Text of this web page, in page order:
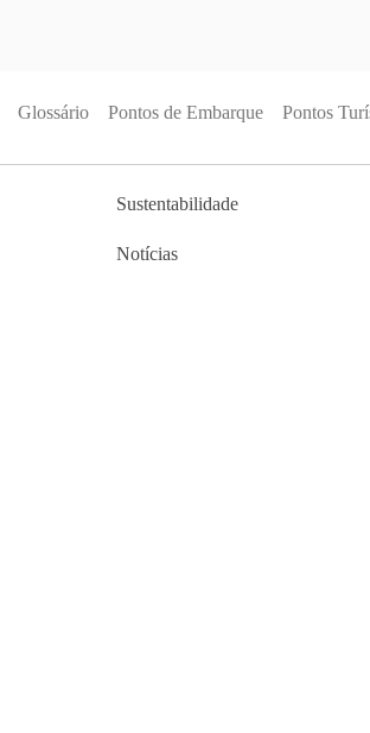
Glossário Pontos de Embarque
Pontos
Sustentabilidade
Notícias